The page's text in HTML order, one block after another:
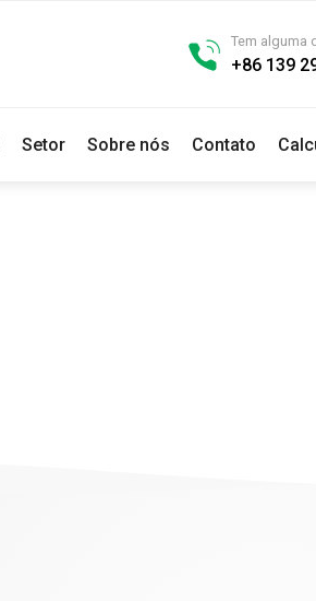
Tem alguma
+86 139
Setor Sobre nós Contato